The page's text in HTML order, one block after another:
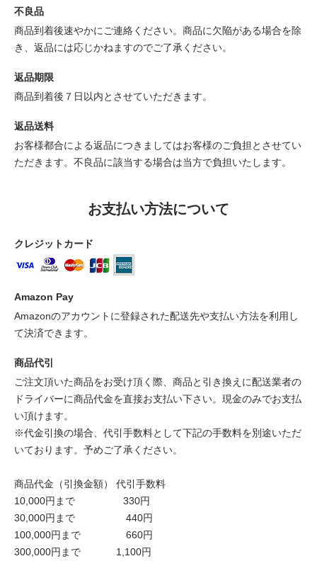
不良品
商品到着後速やかにご連絡ください。商品に欠陥がある場合を除
き、返品には応じかねますのでご了承ください。
返品期限
商品到着後７日以内とさせていただきます。
返品送料
お客様都合による返品につきましてはお客様のご負担とさせてい
ただきます。不良品に該当する場合は当方で負担いたします。
お支払い方法について
クレジットカード
Amazon Pay
Amazonのアカウントに登録された配送先や支払い方法を利用し
て決済できます。
商品代引
ご注文頂いた商品をお受け頂く際、商品と引き換えに配送業者の
ドライバーに商品代金を直接お支払い下さい。現金のみでお支払
い頂けます。
※代金引換の場合、代引手数料として下記の手数料を別途いただ
いております。予めご了承ください。
商品代金（引換金額） 代引手数料
10,000円まで 330円
30,000円まで 440円
100,000円まで 660円
300,000円まで 1,100円